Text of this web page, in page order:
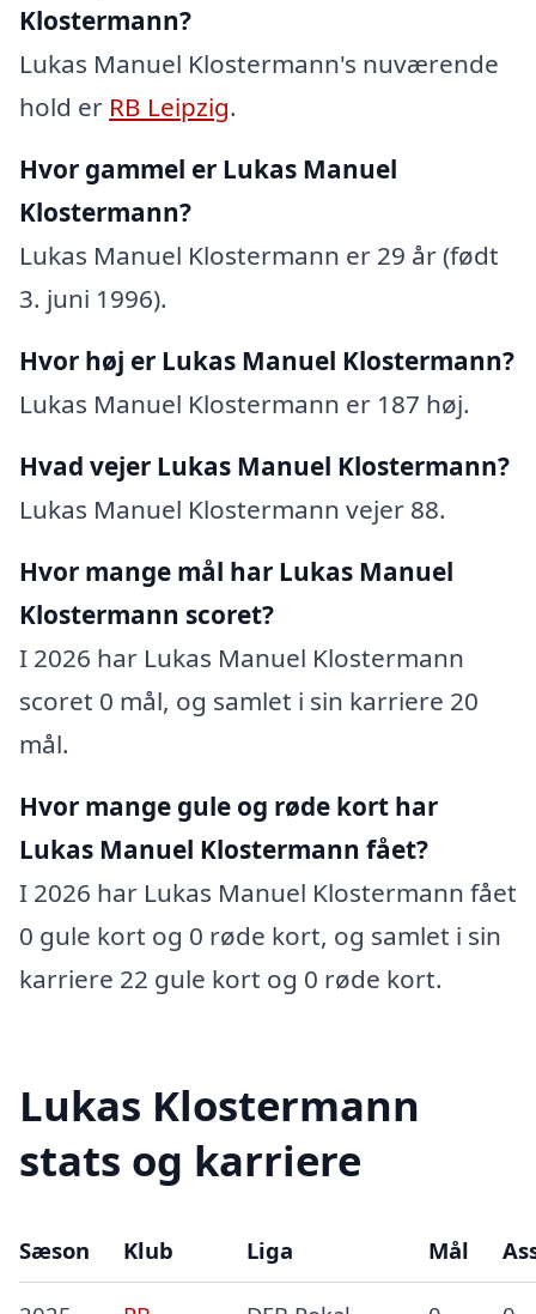
Klostermann?
Lukas Manuel Klostermann's nuværende
hold er RB Leipzig.
Hvor gammel er Lukas Manuel
Klostermann?
Lukas Manuel Klostermann er 29 år (født
3. juni 1996).
Hvor høj er Lukas Manuel Klostermann?
Lukas Manuel Klostermann er 187 høj.
Hvad vejer Lukas Manuel Klostermann?
Lukas Manuel Klostermann vejer 88.
Hvor mange mål har Lukas Manuel
Klostermann scoret?
I 2026 har Lukas Manuel Klostermann
scoret 0 mål, og samlet i sin karriere 20
mål.
Hvor mange gule og røde kort har
Lukas Manuel Klostermann fået?
I 2026 har Lukas Manuel Klostermann fået
0 gule kort og 0 røde kort, og samlet i sin
karriere 22 gule kort og 0 røde kort.
Lukas Klostermann
stats og karriere
Sæson Klub Liga Mål